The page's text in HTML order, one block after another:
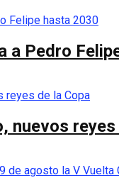
a Pedro
nuevos reyes